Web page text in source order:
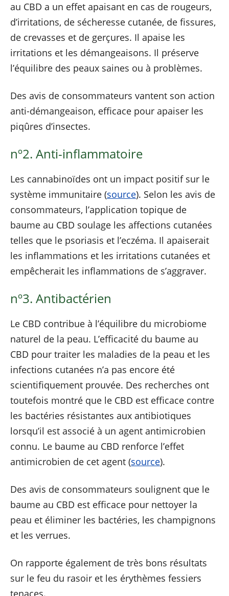
au CBD a un effet apaisant en cas de rougeurs,
d’irritations, de sécheresse cutanée, de fissures,
de crevasses et de gerçures. Il apaise les
irritations et les démangeaisons. Il préserve
l’équilibre des peaux saines ou à problèmes.
Des avis de consommateurs vantent son action
anti-démangeaison, efficace pour apaiser les
piqûres d’insectes.
nº2. Anti-inflammatoire
Les cannabinoïdes ont un impact positif sur le
système immunitaire (source). Selon les avis de
consommateurs, l’application topique de
baume au CBD soulage les affections cutanées
telles que le psoriasis et l’eczéma. Il apaiserait
les inflammations et les irritations cutanées et
empêcherait les inflammations de s’aggraver.
nº3. Antibactérien
Le CBD contribue à l’équilibre du microbiome
naturel de la peau. L’efficacité du baume au
CBD pour traiter les maladies de la peau et les
infections cutanées n’a pas encore été
scientifiquement prouvée. Des recherches ont
toutefois montré que le CBD est efficace contre
les bactéries résistantes aux antibiotiques
lorsqu’il est associé à un agent antimicrobien
connu. Le baume au CBD renforce l’effet
antimicrobien de cet agent (source).
Des avis de consommateurs soulignent que le
baume au CBD est efficace pour nettoyer la
peau et éliminer les bactéries, les champignons
et les verrues.
On rapporte également de très bons résultats
sur le feu du rasoir et les érythèmes fessiers
tenaces.